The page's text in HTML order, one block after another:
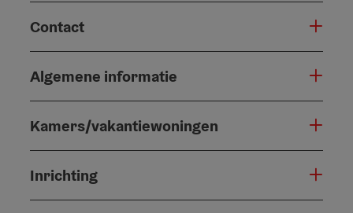
Contact
Algemene informatie
Kamers/vakantiewoningen
Inrichting